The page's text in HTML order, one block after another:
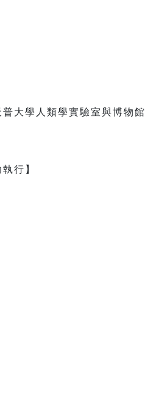
普大學人類學實驗室與博
行】